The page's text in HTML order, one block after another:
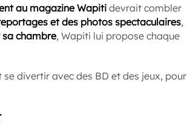
au magazine Wapiti devrait combler
et des photos spectaculaires,
chambre, Wapiti lui propose chaque
se divertir avec des BD et des jeux, pour